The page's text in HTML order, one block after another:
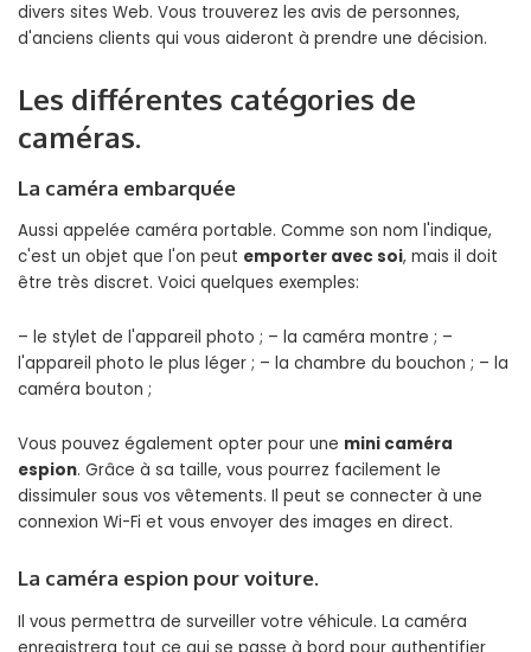
divers sites Web. Vous trouverez les avis de personnes,
d'anciens clients qui vous aideront à prendre une décision.
Les différentes catégories de
caméras.
La caméra embarquée
Aussi appelée caméra portable. Comme son nom l'indique,
c'est un objet que l'on peut emporter avec soi, mais il doit
être très discret. Voici quelques exemples:
– le stylet de l'appareil photo ; – la caméra montre ; –
l'appareil photo le plus léger ; – la chambre du bouchon ; – la
caméra bouton ;
Vous pouvez également opter pour une mini caméra
espion. Grâce à sa taille, vous pourrez facilement le
dissimuler sous vos vêtements. Il peut se connecter à une
connexion Wi-Fi et vous envoyer des images en direct.
La caméra espion pour voiture.
Il vous permettra de surveiller votre véhicule. La caméra
enregistrera tout ce qui se passe à bord pour authentifier